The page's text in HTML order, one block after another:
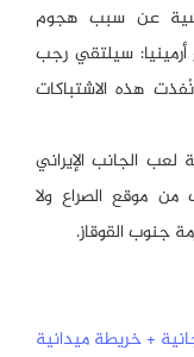
عن سبب هجوم
أرمينيا: سيلتقي رجب
هذه الاشتباكات
الجانب الإيراني
من موقع الصراع ولا
جنوب القوقاز.
+ خريطة ميدانية